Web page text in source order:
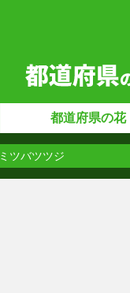
都道府県の花
ミツバツツジ